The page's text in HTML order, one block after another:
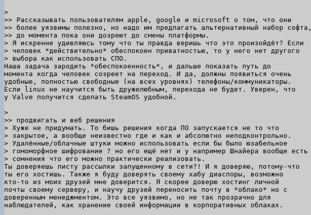
>
>> Рассказывать пользователям apple, google и microsoft о том, что они
>> более уязвимы полезно, но надо им предлагать альтернативный набор софта,
>> до момента пока они дозреют до смены платформы.
> Я искренне удивляюсь тому что ты правда веришь что это произойдёт? Если
> человек *действительно* обеспокоен приватностью, то у него нет другого
Наша задача зародить *обеспокоенность*, и дальше показать путь до
момента когда человек созреет на переход. И да, должны появиться очень
удобные, полностью свободные (на всех уровнях) телефоны/коммуникаторы.
Если linux не научится быть дружелюбным, перехода не будет. Уверен, что
у Valve получится сделать SteamOS удобной.
>
>> продвигать и веб решения
> Хуже не придумать. То бишь решения когда ПО запускается не то что
> закрытое, а вообще неизвестно где и как и абсолютно неподконтрольно.
> Удалённые/облачные штуки можно использовать если бы было юзабельное
> гомоморфное шифрование ? но его ещё нет и у например Шнайера вообще есть
Ты доверяешь листу рассылки запущенному в сети?! И я доверяю, потому-что
ты его хостишь. Также я буду доверять своему хабу диаспоры, возможно
кто-то из моих друзей мне доверится. Я скорее доверю хостинг личной
почты своему серверу, и научу друзей переносить почту в *облако* но с
доверенным менеджментом. Это все уязвимо, но не так прозрачно для
наблюдателей, как хранение своей информации в корпоративных облаках.